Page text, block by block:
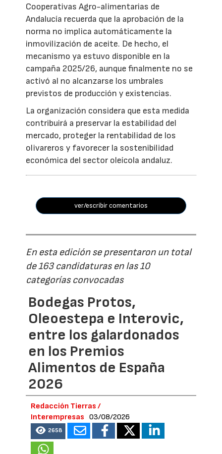
Cooperativas Agro-alimentarias de
Andalucía recuerda que la aprobación de la
norma no implica automáticamente la
inmovilización de aceite. De hecho, el
mecanismo ya estuvo disponible en la
campaña 2025/26, aunque finalmente no se
activó al no alcanzarse los umbrales
previstos de producción y existencias.
La organización considera que esta medida
contribuirá a preservar la estabilidad del
mercado, proteger la rentabilidad de los
olivareros y favorecer la sostenibilidad
económica del sector oleícola andaluz.
ver/escribir comentarios
En esta edición se presentaron un total
de 163 candidaturas en las 10
categorías convocadas
Bodegas Protos,
Oleoestepa e Interovic,
entre los galardonados
en los Premios
Alimentos de España
2026
Redacción Tierras /
Interempresas
03/08/2026
2658